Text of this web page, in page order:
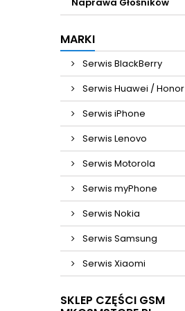
MARKI
Serwis BlackBerry
Serwis Huawei / Honor
Serwis iPhone
Serwis Lenovo
Serwis Motorola
Serwis myPhone
Serwis Nokia
Serwis Samsung
Serwis Xiaomi
SKLEP CZĘŚCI GSM